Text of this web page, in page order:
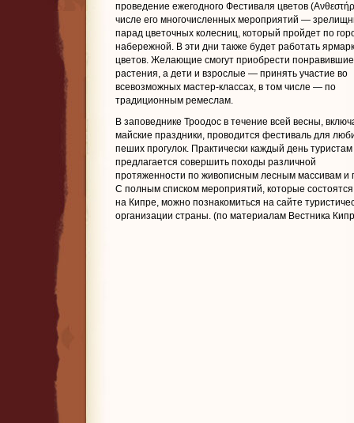
проведение ежегодного Фестиваля цветов
числе его многочисленных мероприятий —
парад цветочных колесниц, который пройдет по
набережной. В эти дни также будет работать
цветов. Желающие смогут приобрести
растения, а дети и взрослые — принять участие во
всевозможных мастер-классах, в том числе — по
традиционным ремеслам.
В заповеднике Троодос в течение всей весны,
майские праздники, проводится фестиваль для
пеших прогулок. Практически каждый день туристам
предлагается совершить походы различной
протяженности по живописным лесным массивам и
С полным списком мероприятий, которые
на Кипре, можно познакомиться на сайте
организации страны. (по материалам Вестника